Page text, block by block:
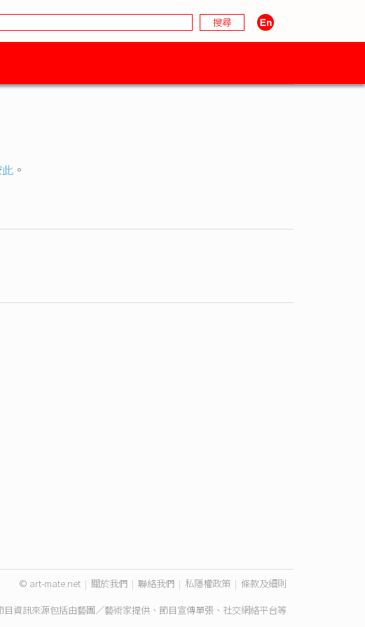
。
© art-mate.net | 關於我們 | 聯絡我們 | 私隱權政策 | 條款及細則
目資訊來源包括由藝團／藝術家提供、節目宣傳單張、社交網絡平台等